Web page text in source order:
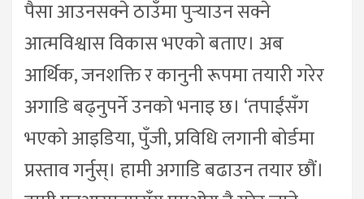
पैसा आउनसक्ने ठाउँमा पुर्‍याउन सक्ने
आत्मविश्वास विकास भएको बताए। अब
आर्थिक, जनशक्ति र कानुनी रूपमा तयारी गरेर
अगाडि बढ्नुपर्ने उनको भनाइ छ। ‘तपाईंसँग
भएको आइडिया, पुँजी, प्रविधि लगानी बोर्डमा
प्रस्ताव गर्नुस्। हामी अगाडि बढाउन तयार छौं।